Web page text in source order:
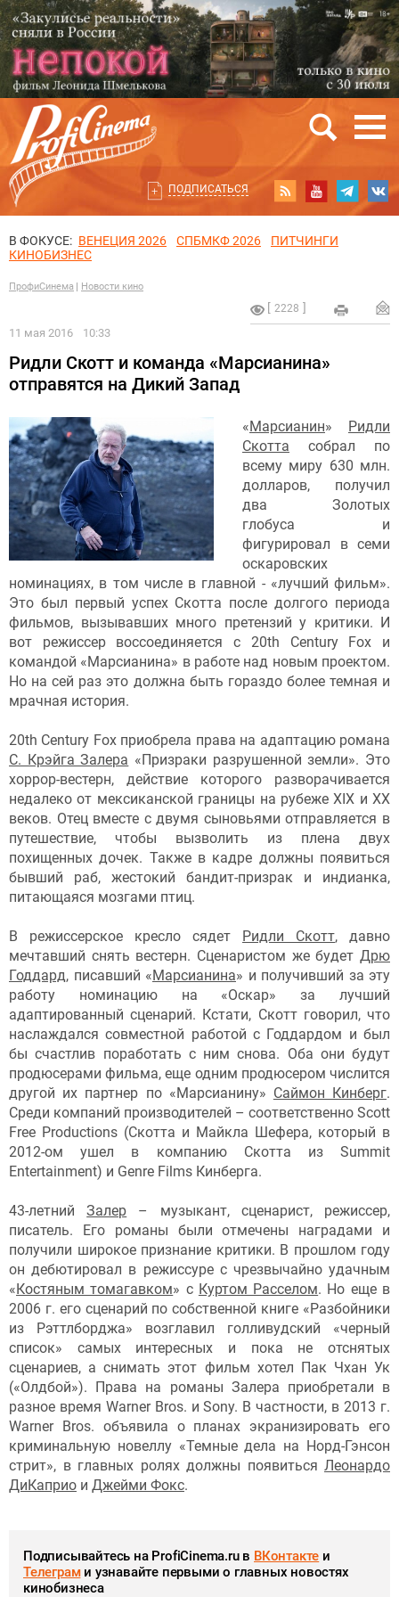
ПОДПИСАТЬСЯ
В ФОКУСЕ: ВЕНЕЦИЯ 2026 СПБМКФ 2026
ПИТЧИНГИ
КИНОБИЗНЕС
ПрофиСинема Новости кино
2228
11 мая 2016 10:33
Ридли Скотт и команда «Марсианина»
отправятся на Дикий Запад
«Марсианин»
Ридли
Скотта собрал по
всему миру 630 млн.
долларов, получил
два Золотых
глобуса и
фигурировал в семи
оскаровских
номинациях, в том числе в главной - «лучший фильм».
Это был первый успех Скотта после долгого периода
фильмов, вызывавших много претензий у критики. И
вот режиссер воссоединяется с 20th Century Fox и
командой «Марсианина» в работе над новым проектом.
Но на сей раз это должна быть гораздо более темная и
мрачная история.
20th Century Fox приобрела права на адаптацию романа
С. Крэйга Залера «Призраки разрушенной земли». Это
хоррор-вестерн, действие которого разворачивается
недалеко от мексиканской границы на рубеже XIX и XX
веков. Отец вместе с двумя сыновьями отправляется в
путешествие, чтобы вызволить из плена двух
похищенных дочек. Также в кадре должны появиться
бывший раб, жестокий бандит-призрак и индианка,
питающаяся мозгами птиц.
В режиссерское кресло сядет Ридли Скотт, давно
мечтавший снять вестерн. Сценаристом же будет Дрю
Годдард, писавший «Марсианина» и получивший за эту
работу номинацию на «Оскар» за лучший
адаптированный сценарий. Кстати, Скотт говорил, что
наслаждался совместной работой с Годдардом и был
бы счастлив поработать с ним снова. Оба они будут
продюсерами фильма, еще одним продюсером числится
другой их партнер по «Марсианину» Саймон Кинберг.
Среди компаний производителей – соответственно Scott
Free Productions (Скотта и Майкла Шефера, который в
2012-ом ушел в компанию Скотта из Summit
Entertainment) и Genre Films Кинберга.
43-летнийЗалер – музыкант, сценарист, режиссер,
писатель. Его романы были отмечены наградами и
получили широкое признание критики. В прошлом году
он дебютировал в режиссуре с чрезвычайно удачным
« Костяным томагавком» с Куртом Расселом. Но еще в
2006 г. его сценарий по собственной книге «Разбойники
из Рэттлборджа» возглавил голливудский «черный
список» самых интересных и пока не отснятых
сценариев, а снимать этот фильм хотел Пак Чхан Ук
(«Олдбой»). Права на романы Залера приобретали в
разное время Warner Bros. и Sony. В частности, в 2013 г.
Warner Bros. объявила о планах экранизировать его
криминальную новеллу «Темные дела на Норд-Гэнсон
стрит», в главных ролях должны появиться Леонардо
ДиКаприо и Джейми Фокс.
Подписывайтесь на ProfiCinema.ru в ВКонтакте и
Телеграми узнавайте первыми о главных новостях
кинобизнеса